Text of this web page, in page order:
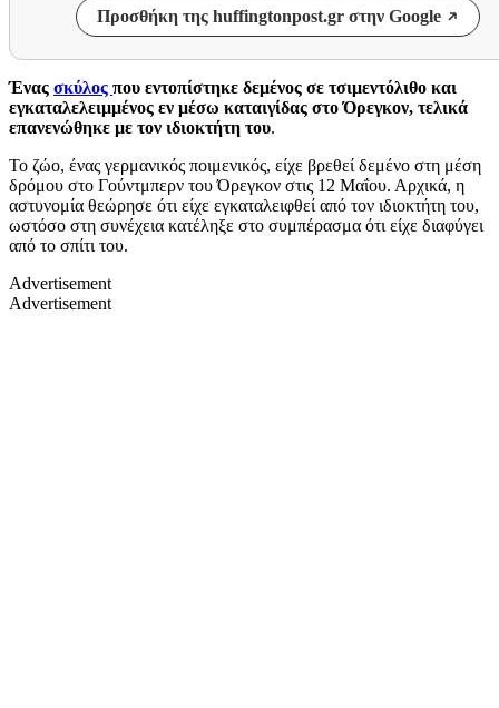
Προσθήκη της huffingtonpost.gr στην Google
Ένας σκύλος που εντοπίστηκε δεμένος σε τσιμεντόλιθο και
εγκαταλελειμμένος εν μέσω καταιγίδας στο Όρεγκον, τελικά
επανενώθηκε με τον ιδιοκτήτη του.
Το ζώο, ένας γερμανικός ποιμενικός, είχε βρεθεί δεμένο στη μέση
δρόμου στο Γούντμπερν του Όρεγκον στις 12 Μαΐου. Αρχικά, η
αστυνομία θεώρησε ότι είχε εγκαταλειφθεί από τον ιδιοκτήτη του,
ωστόσο στη συνέχεια κατέληξε στο συμπέρασμα ότι είχε διαφύγει
από το σπίτι του.
Advertisement
Advertisement